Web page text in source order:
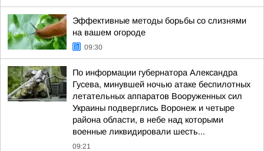
Эффективные методы борьбы со слизнями
на вашем огороде
09:30
По информации губернатора Александра
Гусева, минувшей ночью атаке беспилотных
летательных аппаратов Вооруженных сил
Украины подверглись Воронеж и четыре
района области, в небе над которыми
военные ликвидировали шесть...
09:21